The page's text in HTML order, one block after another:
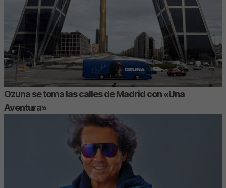
Ozuna se toma las calles de Madrid con «Una
Aventura»